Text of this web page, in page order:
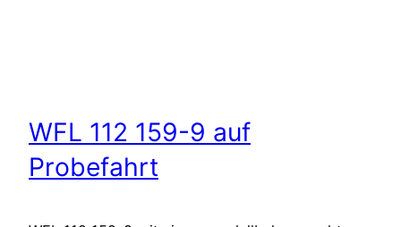
WFL 112 159-9 auf
Probefahrt